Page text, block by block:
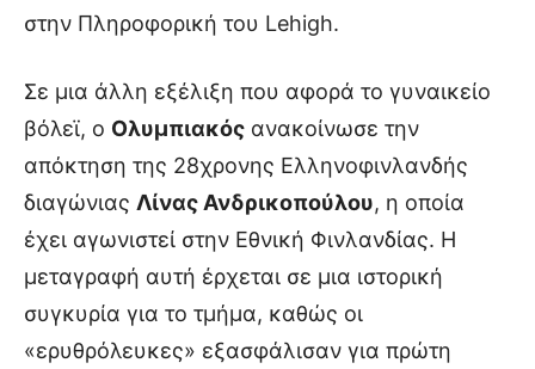
στην Πληροφορική του Lehigh.
Σε μια άλλη εξέλιξη που αφορά το γυναικείο
βόλεϊ, ο Ολυμπιακός ανακοίνωσε την
απόκτηση της 28χρονης Ελληνοφινλανδής
διαγώνιας Λίνας Ανδρικοπούλου, η οποία
έχει αγωνιστεί στην Εθνική Φινλανδίας. Η
μεταγραφή αυτή έρχεται σε μια ιστορική
συγκυρία για το τμήμα, καθώς οι
«ερυθρόλευκες» εξασφάλισαν για πρώτη